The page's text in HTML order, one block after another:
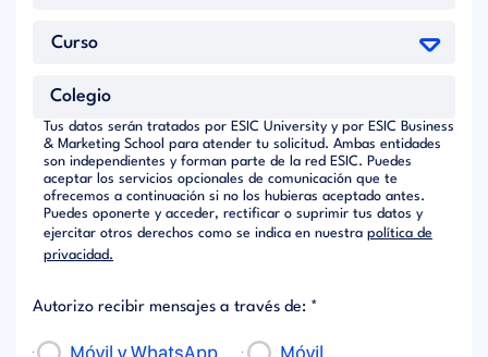
Tus datos serán tratados por ESIC University y por ESIC Business
& Marketing School para atender tu solicitud. Ambas entidades
son independientes y forman parte de la red ESIC. Puedes
aceptar los servicios opcionales de comunicación que te
ofrecemos a continuación si no los hubieras aceptado antes.
Puedes oponerte y acceder, rectificar o suprimir tus datos y
ejercitar otros derechos como se indica en nuestra política de
privacidad.
Autorizo recibir mensajes a través de: *
Móvil y WhatsApp Móvil